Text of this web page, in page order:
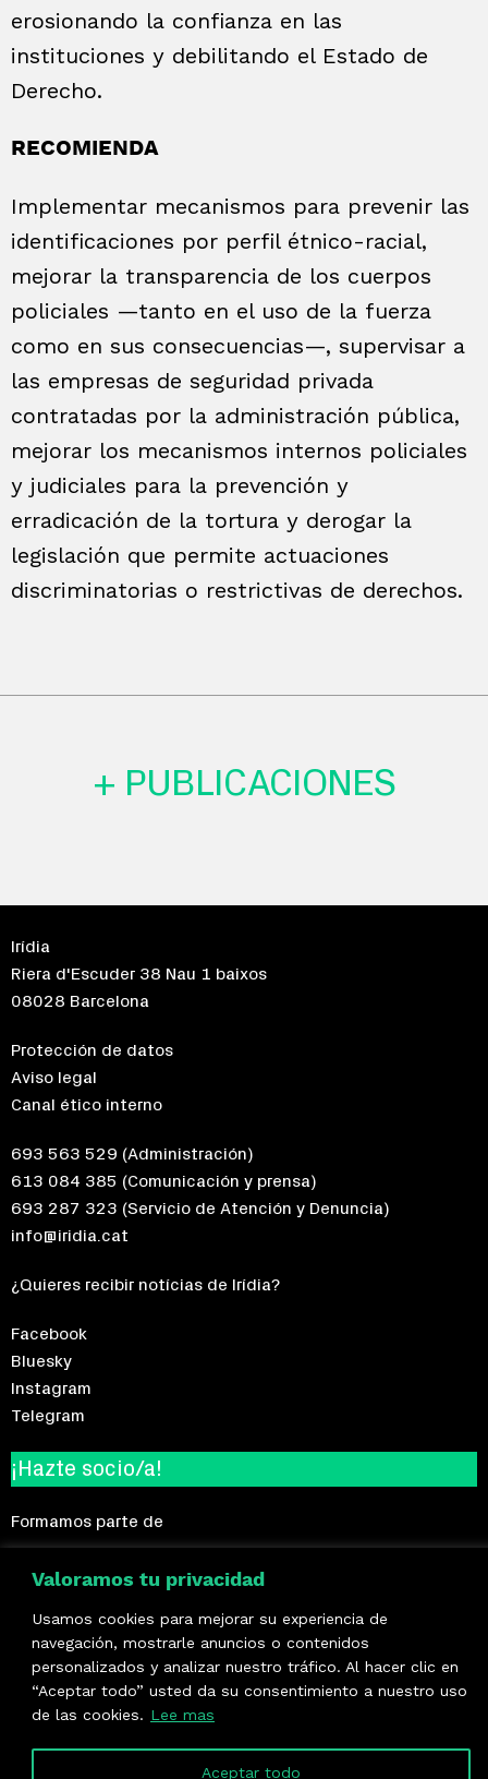
Valoramos tu privacidad
Usamos cookies para mejorar su experiencia de
navegación, mostrarle anuncios o contenidos
personalizados y analizar nuestro tráfico. Al hacer clic en
“Aceptar todo” usted da su consentimiento a nuestro uso
de las cookies. Lee mas
Aceptar todo
erosionando la confianza en las
instituciones y debilitando el Estado de
Derecho.
RECOMIENDA
Implementar mecanismos para prevenir las
identificaciones por perfil étnico-racial,
mejorar la transparencia de los cuerpos
policiales —tanto en el uso de la fuerza
como en sus consecuencias—, supervisar a
las empresas de seguridad privada
contratadas por la administración pública,
mejorar los mecanismos internos policiales
y judiciales para la prevención y
erradicación de la tortura y derogar la
legislación que permite actuaciones
discriminatorias o restrictivas de derechos.
+ PUBLICACIONES
Irídia
Riera d'Escuder 38 Nau 1 baixos
08028 Barcelona
Protección de datos
Aviso legal
Canal ético interno
693 563 529 (Administración)
613 084 385 (Comunicación y prensa)
693 287 323 (Servicio de Atención y Denuncia)
info@iridia.cat
¿Quieres recibir notícias de Irídia?
Facebook
Bluesky
Instagram
Telegram
¡Hazte socio/a!
Formamos parte de